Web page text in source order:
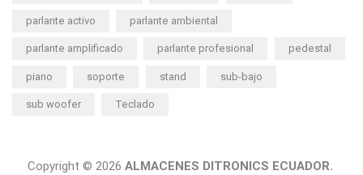
parlante activo parlante ambiental
parlante amplificado parlante profesional pedestal
piano soporte stand sub-bajo
sub woofer Teclado
Copyright © 2026 ALMACENES DITRONICS ECUADOR.